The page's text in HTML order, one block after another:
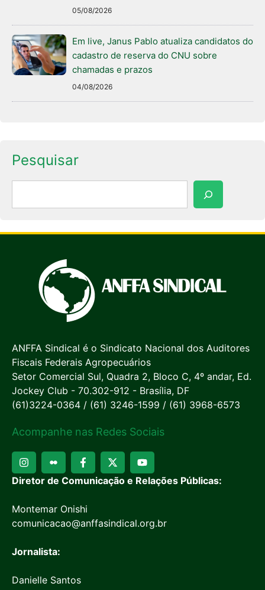
05/08/2026
Em live, Janus Pablo atualiza candidatos do
cadastro de reserva do CNU sobre
chamadas e prazos
04/08/2026
Pesquisar
ANFFA Sindical é o Sindicato Nacional dos Auditores
Fiscais Federais Agropecuários
Setor Comercial Sul, Quadra 2, Bloco C, 4º andar, Ed.
Jockey Club - 70.302-912 - Brasília, DF
(61)3224-0364 / (61) 3246-1599 / (61) 3968-6573
Acompanhe nas Redes Sociais
Diretor de Comunicação e Relações Públicas:
Montemar Onishi
comunicacao@anffasindical.org.br
Jornalista:
Danielle Santos